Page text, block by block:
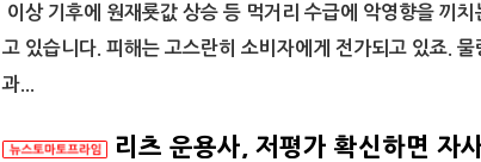
이상 기후에 원재룟값 상승 등 먹거리 수급에 악영향을 끼
고 있습니다. 피해는 고스란히 소비자에게 전가되고 있죠. 물
과...
리츠 운용사, 저평가 확신하면 자